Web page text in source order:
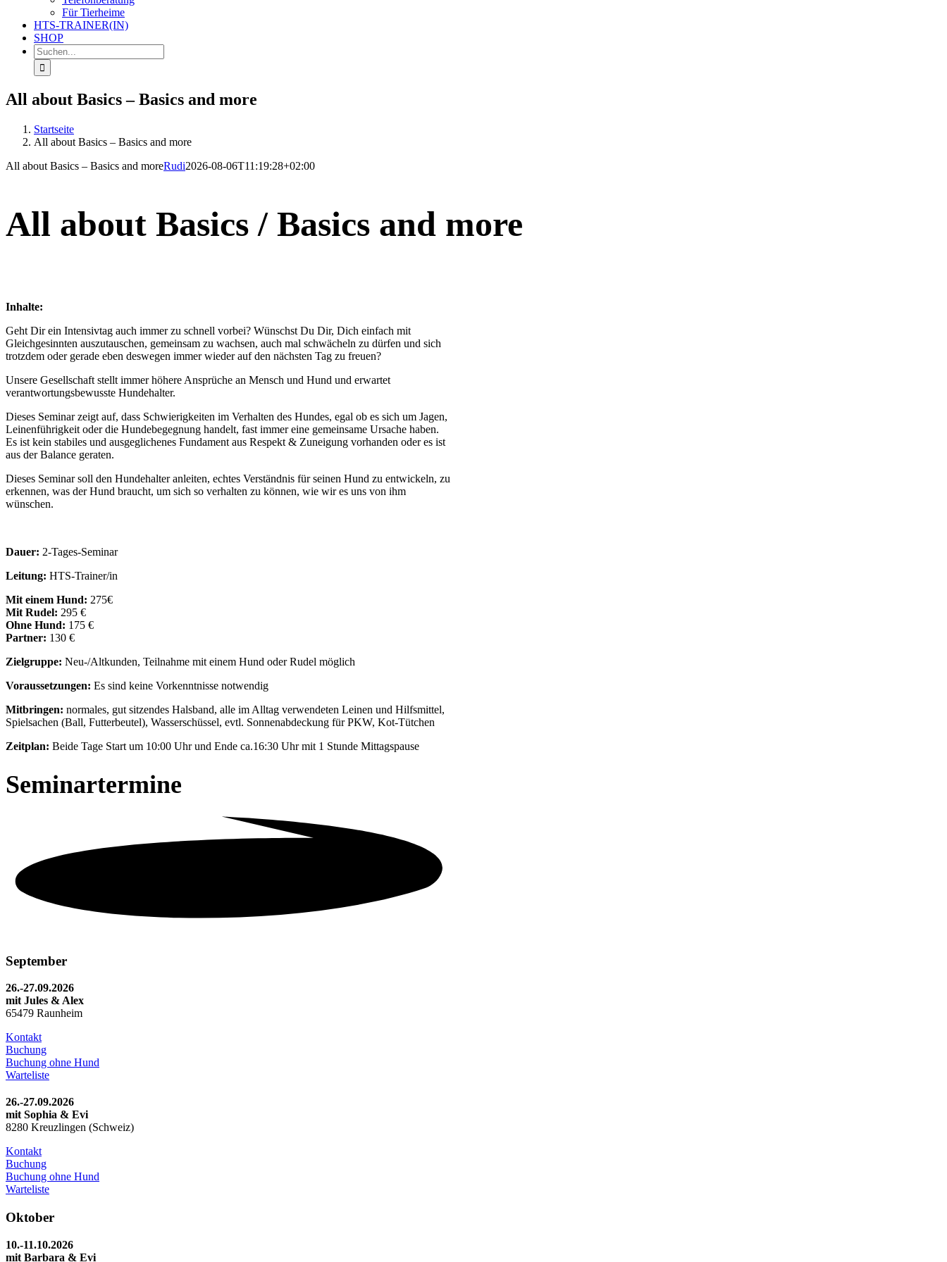
Für Tierheime
HTS-TRAINER(IN)
SHOP
Suche
nach:
All about Basics – Basics and more
Startseite
All about Basics – Basics and more
All about Basics – Basics and moreRudi2026-08-06T11:19:28+02:00
All about Basics / Basics and more
Inhalte:
Geht Dir ein Intensivtag auch immer zu schnell vorbei? Wünschst Du Dir, Dich einfach mit
Gleichgesinnten auszutauschen, gemeinsam zu wachsen, auch mal schwächeln zu dürfen und sich
trotzdem oder gerade eben deswegen immer wieder auf den nächsten Tag zu freuen?
Unsere Gesellschaft stellt immer höhere Ansprüche an Mensch und Hund und erwartet
verantwortungsbewusste Hundehalter.
Dieses Seminar zeigt auf, dass Schwierigkeiten im Verhalten des Hundes, egal ob es sich um Jagen,
Leinenführigkeit oder die Hundebegegnung handelt, fast immer eine gemeinsame Ursache haben.
Es ist kein stabiles und ausgeglichenes Fundament aus Respekt & Zuneigung vorhanden oder es ist
aus der Balance geraten.
Dieses Seminar soll den Hundehalter anleiten, echtes Verständnis für seinen Hund zu entwickeln, zu
erkennen, was der Hund braucht, um sich so verhalten zu können, wie wir es uns von ihm
wünschen.
Dauer: 2-Tages-Seminar
Leitung: HTS-Trainer/in
Mit einem Hund: 275€
Mit Rudel: 295 €
Ohne Hund: 175 €
Partner: 130 €
Zielgruppe: Neu-/Altkunden, Teilnahme mit einem Hund oder Rudel möglich
Voraussetzungen: Es sind keine Vorkenntnisse notwendig
Mitbringen: normales, gut sitzendes Halsband, alle im Alltag verwendeten Leinen und Hilfsmittel,
Spielsachen (Ball, Futterbeutel), Wasserschüssel, evtl. Sonnenabdeckung für PKW, Kot-Tütchen
Zeitplan: Beide Tage Start um 10:00 Uhr und Ende ca.16:30 Uhr mit 1 Stunde Mittagspause
Seminartermine
September
26.-27.09.2026
mit Jules & Alex
65479 Raunheim
Kontakt
Buchung
Buchung ohne Hund
Warteliste
26.-27.09.2026
mitSophia & Evi
8280 Kreuzlingen (Schweiz)
Kontakt
Buchung
Buchung ohne Hund
Warteliste
Oktober
10.-11.10.2026
mit Barbara & Evi